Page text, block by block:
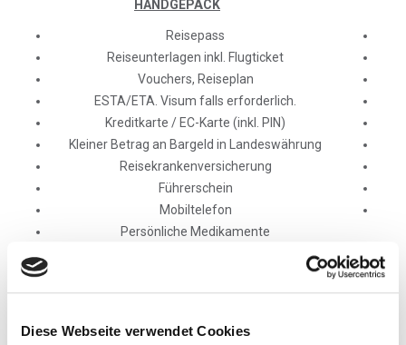
Diese Webseite verwendet Cookies
HANDGEPÄCK
Reisepass
Reiseunterlagen inkl. Flugticket
Vouchers, Reiseplan
ESTA/ETA. Visum falls erforderlich.
Kreditkarte / EC-Karte (inkl. PIN)
Kleiner Betrag an Bargeld in Landeswährung
Reisekrankenversicherung
Führerschein
Mobiltelefon
Persönliche Medikamente
Ski / Snowboard, Stöcke